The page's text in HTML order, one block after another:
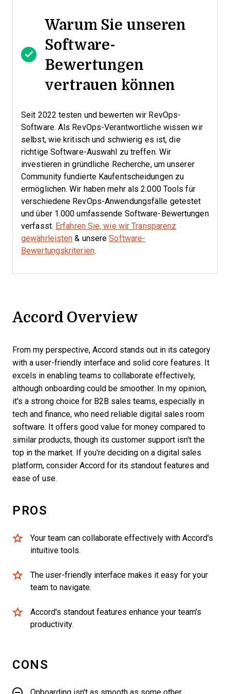
Warum Sie unseren
Software-
Bewertungen
vertrauen können
Seit 2022 testen und bewerten wir RevOps-
Software. Als RevOps-Verantwortliche wissen wir
selbst, wie kritisch und schwierig es ist, die
richtige Software-Auswahl zu treffen. Wir
investieren in gründliche Recherche, um unserer
Community fundierte Kaufentscheidungen zu
ermöglichen. Wir haben mehr als 2.000 Tools für
verschiedene RevOps-Anwendungsfälle getestet
und über 1.000 umfassende Software-Bewertungen
verfasst. Erfahren Sie, wie wir Transparenz
gewährleisten & unsereSoftware-
Bewertungskriterien.
Accord Overview
From my perspective, Accord stands out in its category
with a user-friendly interface and solid core features. It
excels in enabling teams to collaborate effectively,
although onboarding could be smoother. In my opinion,
it's a strong choice for B2B sales teams, especially in
tech and finance, who need reliable digital sales room
software. It offers good value for money compared to
similar products, though its customer support isn't the
top in the market. If you're deciding on a digital sales
platform, consider Accord for its standout features and
ease of use.
PROS
Your team can collaborate effectively with Accord's
intuitive tools.
The user-friendly interface makes it easy for your
team to navigate.
Accord's standout features enhance your team's
productivity.
CONS
Onboarding isn't as smooth as some other